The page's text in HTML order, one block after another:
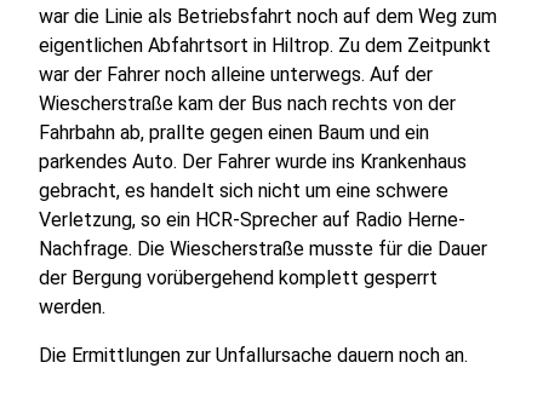
war die Linie als Betriebsfahrt noch auf dem Weg zum
eigentlichen Abfahrtsort in Hiltrop. Zu dem Zeitpunkt
war der Fahrer noch alleine unterwegs. Auf der
Wiescherstraße kam der Bus nach rechts von der
Fahrbahn ab, prallte gegen einen Baum und ein
parkendes Auto. Der Fahrer wurde ins Krankenhaus
gebracht, es handelt sich nicht um eine schwere
Verletzung, so ein HCR-Sprecher auf Radio Herne-
Nachfrage. Die Wiescherstraße musste für die Dauer
der Bergung vorübergehend komplett gesperrt
werden.
Die Ermittlungen zur Unfallursache dauern noch an.